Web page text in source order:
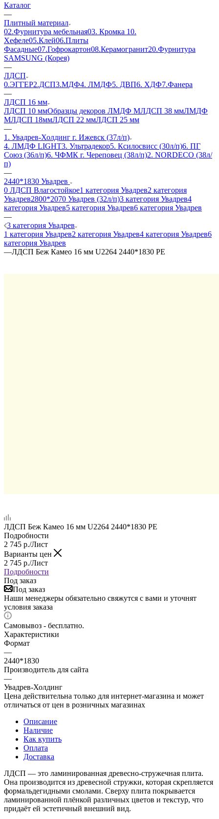
Каталог
—
Плитный материал
02.Фурнитура мебельная03. Кромка 10.
Хефеле05.Клей06.Плиты
Фасадные07.Гофрокартон08.Керамогранит20.Фурнитура
SAMSUNG (Корея)
—
ЛДСП
0.ЭГГЕР2.ДСП3.МДФ4. ЛМДФ5. ДВП6. ХДФ7.Фанера
—
ЛДСП 16 мм
ЛДСП 10 ммОбразцы декоров ЛМДФ МЛДСП 38 ммЛМДФ
МЛДСП 18ммЛДСП 22 ммЛДСП 25 мм
—
1. Увадрев-Холдинг г. Ижевск (37л/п)
4. ЛМДФ LIGHT3. Ультрадекор5. Ксилосвисс (30л/п)6. ПГ
Союз (36л/п)6. ЧФМК г. Череповец (38л/п)2. NORDECO (38л/
п)
—
2440*1830 Увадрев
0 ЛДСП Влагостойкое1 категория Увадрев2 категория
Увадрев2800*2070 Увадрев (32л/п)3 категория Увадрев4
категория Увадрев5 категория Увадрев6 категория Увадрев
—
3 категория Увадрев
1 категория Увадрев2 категория Увадрев4 категория Увадрев6
категория Увадрев
—ЛДСП Беж Камео 16 мм U2264 2440*1830 PE
ЛДСП Беж Камео 16 мм U2264 2440*1830 PE
Подробности
2 745 р./Лист
Варианты цен
2 745 р./Лист
Подробности
Под заказ
Под заказ
Наши менеджеры обязательно свяжутся с вами и уточнят
условия заказа
Самовывоз - бесплатно.
Характеристики
Формат
—
2440*1830
Производитель для сайта
—
Увадрев-Холдинг
Цена действительна только для интернет-магазина и может
отличаться от цен в розничных магазинах
Описание
Наличие
Как купить
Оплата
Доставка
ЛДСП — это ламинированная древесно-стружечная плита.
Она производится из древесной стружки, которая скрепляется
формальдегидными смолами. Сверху плита покрывается
ламинированной плёнкой различных цветов и текстур, что
придаёт ей эстетичный внешний вид.